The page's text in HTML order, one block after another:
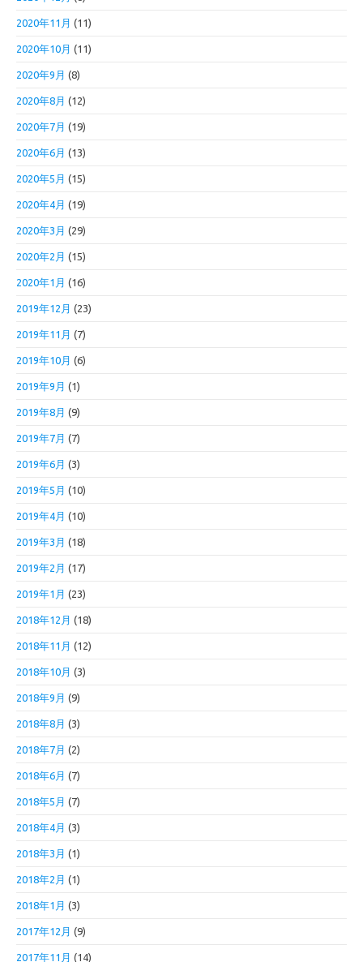
2020年11月 (11)
2020年10月 (11)
2020年9月 (8)
2020年8月 (12)
2020年7月 (19)
2020年6月 (13)
2020年5月 (15)
2020年4月 (19)
2020年3月 (29)
2020年2月 (15)
2020年1月 (16)
2019年12月 (23)
2019年11月 (7)
2019年10月 (6)
2019年9月 (1)
2019年8月 (9)
2019年7月 (7)
2019年6月 (3)
2019年5月 (10)
2019年4月 (10)
2019年3月 (18)
2019年2月 (17)
2019年1月 (23)
2018年12月 (18)
2018年11月 (12)
2018年10月 (3)
2018年9月 (9)
2018年8月 (3)
2018年7月 (2)
2018年6月 (7)
2018年5月 (7)
2018年4月 (3)
2018年3月 (1)
2018年2月 (1)
2018年1月 (3)
2017年12月 (9)
2017年11月 (14)